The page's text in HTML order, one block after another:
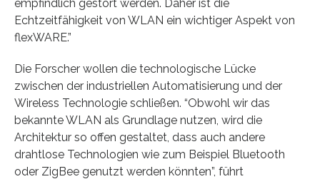
empfindlich gestört werden. Daher ist die
Echtzeitfähigkeit von WLAN ein wichtiger Aspekt von
flexWARE.”
Die Forscher wollen die technologische Lücke
zwischen der industriellen Automatisierung und der
Wireless Technologie schließen. “Obwohl wir das
bekannte WLAN als Grundlage nutzen, wird die
Architektur so offen gestaltet, dass auch andere
drahtlose Technologien wie zum Beispiel Bluetooth
oder ZigBee genutzt werden könnten”, führt